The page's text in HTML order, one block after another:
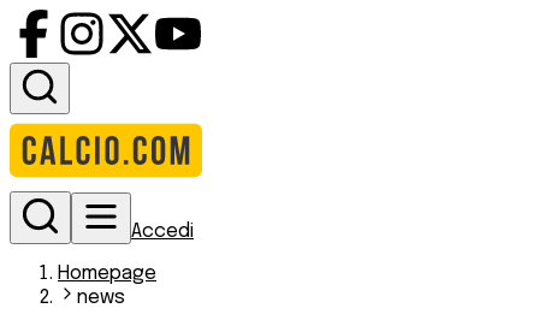
Accedi
Homepage
news